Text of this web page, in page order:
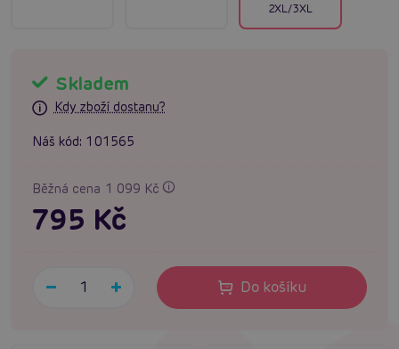
2XL/3XL
Skladem
Kdy zboží dostanu?
Náš kód: 101565
Běžná cena 1 099 Kč
795 Kč
Do košíku